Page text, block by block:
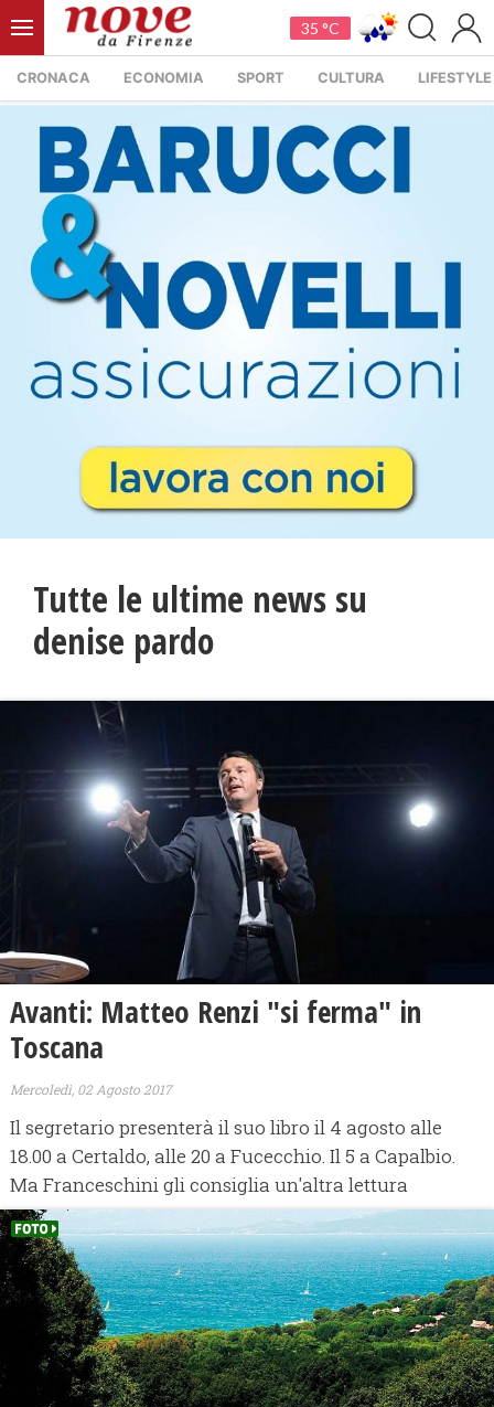
35 °C
CRONACA ECONOMIA SPORT CULTURA LIFESTYLE
Tutte le ultime news su
denise pardo
Avanti: Matteo Renzi "si ferma" in
Toscana
Mercoledì, 02 Agosto 2017
Il segretario presenterà il suo libro il 4 agosto alle
18.00 a Certaldo, alle 20 a Fucecchio. Il 5 a Capalbio.
Ma Franceschini gli consiglia un'altra lettura